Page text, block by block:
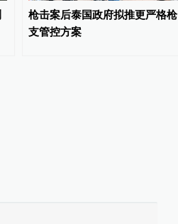
枪击案后泰国政府拟推更严格枪
支管控方案